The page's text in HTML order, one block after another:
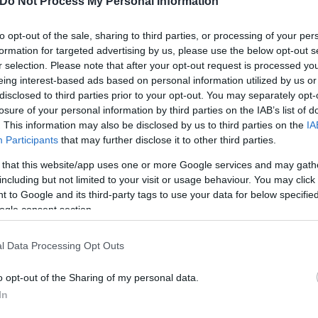
opt-out of the sale, sharing to third parties, or processing of your
for targeted advertising by us, please use the below opt-out
selection. Please note that after your opt-out request is processed
interest-based ads based on personal information utilized by us
to third parties prior to your opt-out. You may separately
of your personal information by third parties on the IAB’s list of
This information may also be disclosed by us to third parties on the
Participants that may further disclose it to other third parties.
that this website/app uses one or more Google services and may
but not limited to your visit or usage behaviour. You may
to Google and its third-party tags to use your data for below
consent section.
Data Processing Opt Outs
opt-out of the Sharing of my personal data.
και στο μυαλό του η 36χρονη ήταν ο
την επεισοδιακή σύλληψή του, φωτογραφίες
ότι «χτύπησε έναν άνδρα». Όπως φέρεται
από το αυτοκίνητο «των κακών που τον
από διακοπή στις 10 Μαρτίου. Στο
η παράνοια. Το όχημα κινείται σε ευθεία